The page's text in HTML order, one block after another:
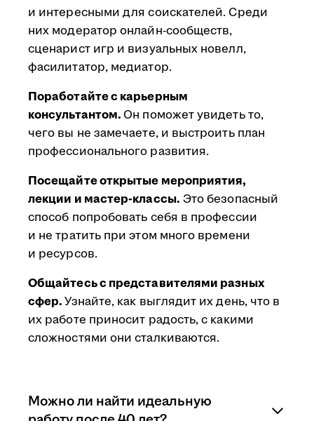
и интересными для соискателей. Среди
них модератор онлайн-сообществ,
сценарист игр и визуальных новелл,
фасилитатор, медиатор.
Поработайте с карьерным
консультантом. Он поможет увидеть то,
чего вы не замечаете, и выстроить план
профессионального развития.
Посещайте открытые мероприятия,
лекции и мастер-классы. Это безопасный
способ попробовать себя в профессии
и не тратить при этом много времени
и ресурсов.
Общайтесь с представителями разных
сфер.Узнайте, как выглядит их день, что в
их работе приносит радость, с какими
сложностями они сталкиваются.
Можно ли найти идеальную